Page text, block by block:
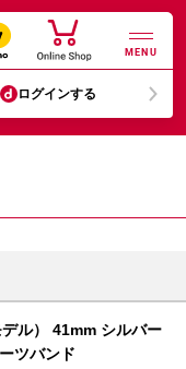
MENU
ログインする
ル） 41mm シルバー
ツバンド